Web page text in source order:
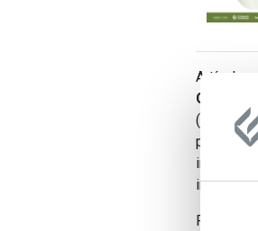
Artículo
González
Para